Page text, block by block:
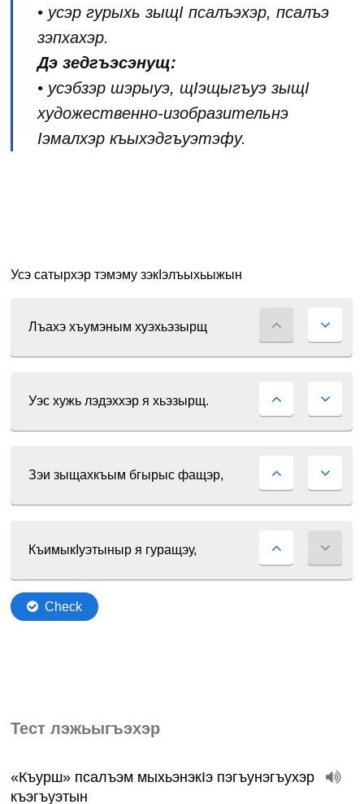
• усэр гурыхь зыщI псалъэхэр, псалъэ
зэпхахэр.
Дэ зедгъэсэнущ:
• усэбзэр шэрыуэ, щIэщыгъуэ зыщI
художественно-изобразительнэ
Iэмалхэр къыхэдгъуэтэфу.
Тест лэжьыгъэхэр